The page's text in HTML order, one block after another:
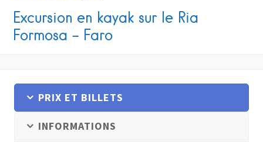
Excursion en kayak sur le Ria
Formosa – Faro
PRIX ET BILLETS
INFORMATIONS